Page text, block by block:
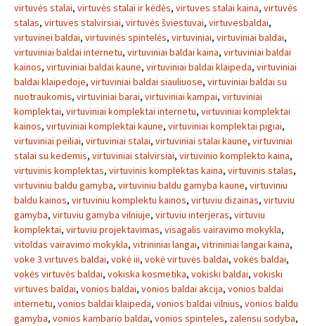
virtuvės stalai, virtuvės stalai ir kėdės, virtuves stalai kaina, virtuvės
stalas, virtuves stalvirsiai, virtuvės šviestuvai, virtuvesbaldai,
virtuvinei baldai, virtuvinės spintelės, virtuviniai, virtuviniai baldai,
virtuviniai baldai internetu, virtuviniai baldai kaina, virtuviniai baldai
kainos, virtuviniai baldai kaune, virtuviniai baldai klaipeda, virtuviniai
baldai klaipedoje, virtuviniai baldai siauliuose, virtuviniai baldai su
nuotraukomis, virtuviniai barai, virtuviniai kampai, virtuviniai
komplektai, virtuviniai komplektai internetu, virtuviniai komplektai
kainos, virtuviniai komplektai kaune, virtuviniai komplektai pigiai,
virtuviniai peiliai, virtuviniai stalai, virtuviniai stalai kaune, virtuviniai
stalai su kedemis, virtuviniai stalvirsiai, virtuvinio komplekto kaina,
virtuvinis komplektas, virtuvinis komplektas kaina, virtuvinis stalas,
virtuviniu baldu gamyba, virtuviniu baldu gamyba kaune, virtuviniu
baldu kainos, virtuviniu komplektu kainos, virtuviu dizainas, virtuviu
gamyba, virtuviu gamyba vilniuje, virtuviu interjeras, virtuviu
komplektai, virtuviu projektavimas, visagalis vairavimo mokykla,
vitoldas vairavimo mokykla, vitrininiai langai, vitrininiai langai kaina,
voke 3 virtuves baldai, vokė iii, vokė virtuvės baldai, vokės baldai,
vokės virtuvės baldai, vokiska kosmetika, vokiski baldai, vokiski
virtuves baldai, vonios baldai, vonios baldai akcija, vonios baldai
internetu, vonios baldai klaipeda, vonios baldai vilnius, vonios baldu
gamyba, vonios kambario baldai, vonios spinteles, zalensu sodyba,